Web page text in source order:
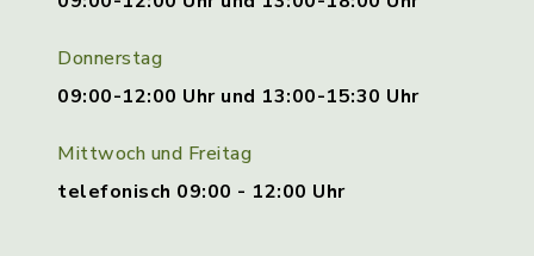
Donnerstag
09:00-12:00 Uhr und 13:00-15:30 Uhr
Mittwoch und Freitag
telefonisch 09:00 - 12:00 Uhr